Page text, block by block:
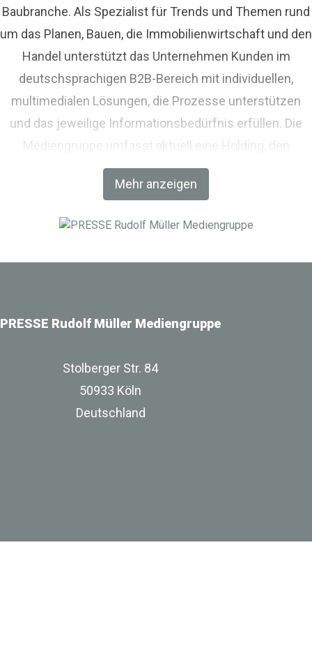
Mehr anzeigen
Baubranche. Als Spezialist für Trends und Themen rund
um das Planen, Bauen, die Immobilienwirtschaft und den
Handel unterstützt das Unternehmen Kunden im
deutschsprachigen B2B-Bereich mit individuellen,
multimedialen Lösungen, die Prozesse unterstützen
und das jeweilige Informationsbedürfnis erfüllen. Die
Mediengruppe umfasst aktuell eine Holding, den
Fachverlag RM Rudolf Müller Medien und mit der BIM
World MUNICH eine Netzwerkplattform für Akteure der
PRESSE Rudolf Müller Mediengruppe
Stolberger Str. 84
50933 Köln
Deutschland